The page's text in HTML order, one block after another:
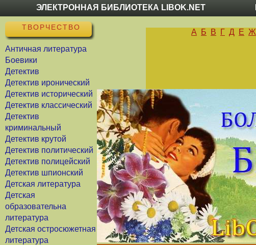
ЭЛЕКТРОННАЯ БИБЛИОТЕКА LIBOK.NET
ТВОРЧЕСТВО
Античная литература
Боевики
Детектив
Детектив иронический
Детектив исторический
Детектив классический
Детектив
криминальный
Детектив крутой
Детектив политический
Детектив полицейский
Детектив шпионский
Детская литература
Детская
образовательна
литература
Детская остросюжетная
литература
А Б В Г Д Е Ж